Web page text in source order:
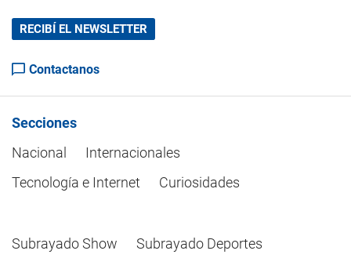
RECIBÍ EL NEWSLETTER
Contactanos
Secciones
Nacional
Internacionales
Tecnología e Internet
Curiosidades
Subrayado Show Subrayado Deportes